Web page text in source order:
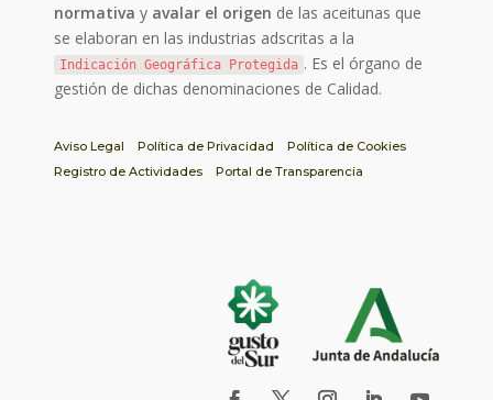
normativa y avalar el origen de las aceitunas que
se elaboran en las industrias adscritas a la
Indicación Geográfica Protegida . Es el órgano de
gestión de dichas denominaciones de Calidad.
Aviso Legal Política de Privacidad
Política de Cookies
Registro de Actividades
Portal de Transparencia